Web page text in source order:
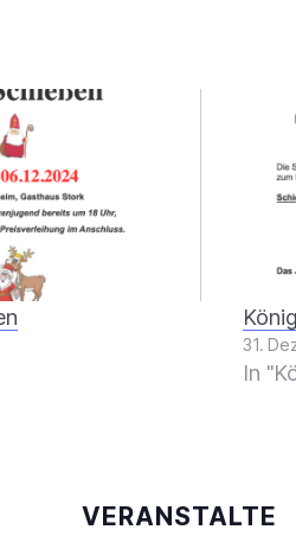
31.
In
VERANSTALTE